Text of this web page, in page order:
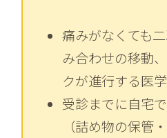
痛みがなくても
み合わせの移動
クが進行する医
受診までに自宅
（詰め物の保管